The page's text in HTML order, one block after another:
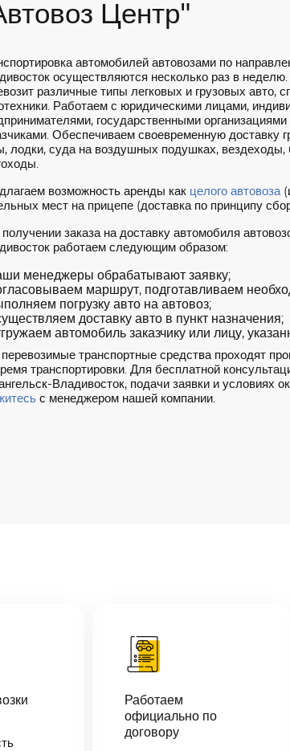
Центр"
автомобилей автовозами по
осуществляются несколько раз в
различные типы легковых и грузовых авто,
Работаем с юридическими лицами,
государственными
Обеспечиваем своевременную доставку
лодки, суда на воздушных подушках, вездеходы,
возможность аренды как целого автовоза
мест на прицепе (доставка по принципу
получении заказа на доставку автомобиля
работаем следующим образом:
менеджеры обрабатывают заявку;
маршрут, подготавливаем
погрузку авто на автовоз;
доставку авто в пункт назначения;
автомобиль заказчику или лицу,
транспортные средства проходят
транспортировки. Для бесплатной
Владивосток, подачи заявки и условиях
с менеджером нашей компании.
Работаем
официально по
договору